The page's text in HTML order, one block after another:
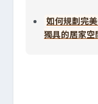
如何規劃完
獨具的居家空